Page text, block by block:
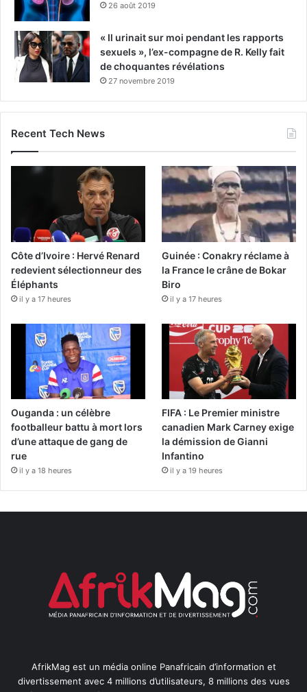
26 août 2019
« Il urinait sur moi pendant les rapports
sexuels », l’ex-compagne de R. Kelly fait
de choquantes révélations
27 novembre 2019
Recent Tech News
Côte d’Ivoire : Hervé Renard
redevient sélectionneur des
Éléphants
il y a 17 heures
Guinée : Conakry réclame à
la France le crâne de Bokar
Biro
il y a 17 heures
Ouganda : un célèbre
footballeur battu à mort lors
d’une attaque de gang de
rue
il y a 18 heures
FIFA : Le Premier ministre
canadien Mark Carney exige
la démission de Gianni
Infantino
il y a 19 heures
AfrikMag est un média online Panafricain d’information et
divertissement avec 4 millions d’utilisateurs, 8 millions des vues